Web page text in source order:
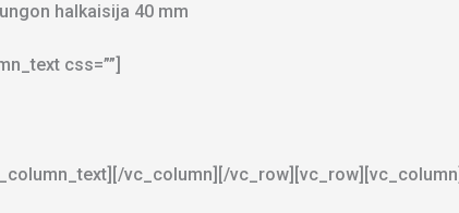
halkaisija 40 mm
css=””]
vc_column][/